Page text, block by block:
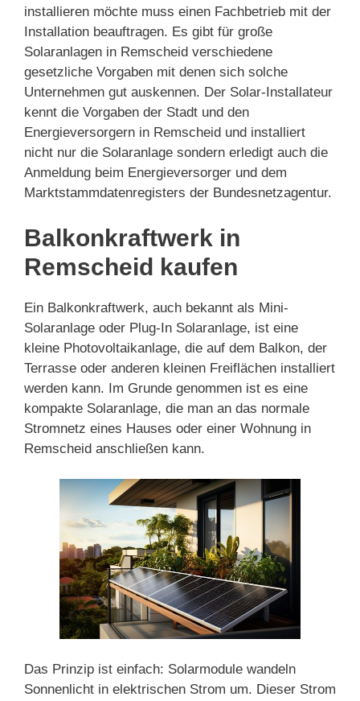
installieren möchte muss einen Fachbetrieb mit der
Installation beauftragen. Es gibt für große
Solaranlagen in Remscheid verschiedene
gesetzliche Vorgaben mit denen sich solche
Unternehmen gut auskennen. Der Solar-Installateur
kennt die Vorgaben der Stadt und den
Energieversorgern in Remscheid und installiert
nicht nur die Solaranlage sondern erledigt auch die
Anmeldung beim Energieversorger und dem
Marktstammdatenregisters der Bundesnetzagentur.
Balkonkraftwerk in
Remscheid kaufen
Ein Balkonkraftwerk, auch bekannt als Mini-
Solaranlage oder Plug-In Solaranlage, ist eine
kleine Photovoltaikanlage, die auf dem Balkon, der
Terrasse oder anderen kleinen Freiflächen installiert
werden kann. Im Grunde genommen ist es eine
kompakte Solaranlage, die man an das normale
Stromnetz eines Hauses oder einer Wohnung in
Remscheid anschließen kann.
Das Prinzip ist einfach: Solarmodule wandeln
Sonnenlicht in elektrischen Strom um. Dieser Strom